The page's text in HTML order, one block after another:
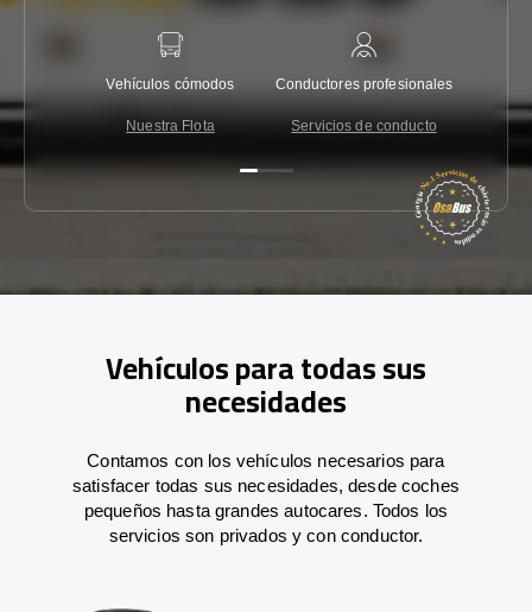
Vehículos cómodos
Nuestra Flota
Conductores profesionales
Servicios de conducto
Vehículos para todas sus
necesidades
Contamos con los vehículos necesarios para
satisfacer todas sus necesidades, desde coches
pequeños hasta grandes autocares. Todos los
servicios son privados y con conductor.